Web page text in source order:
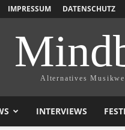
IMPRESSUM DATENSCHUTZ
Alternatives
INTERVIEWS